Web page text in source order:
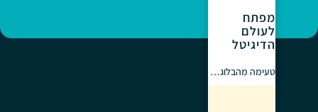
מפתח
לעולם
הדיגיטל
טעימה מהבלוג…